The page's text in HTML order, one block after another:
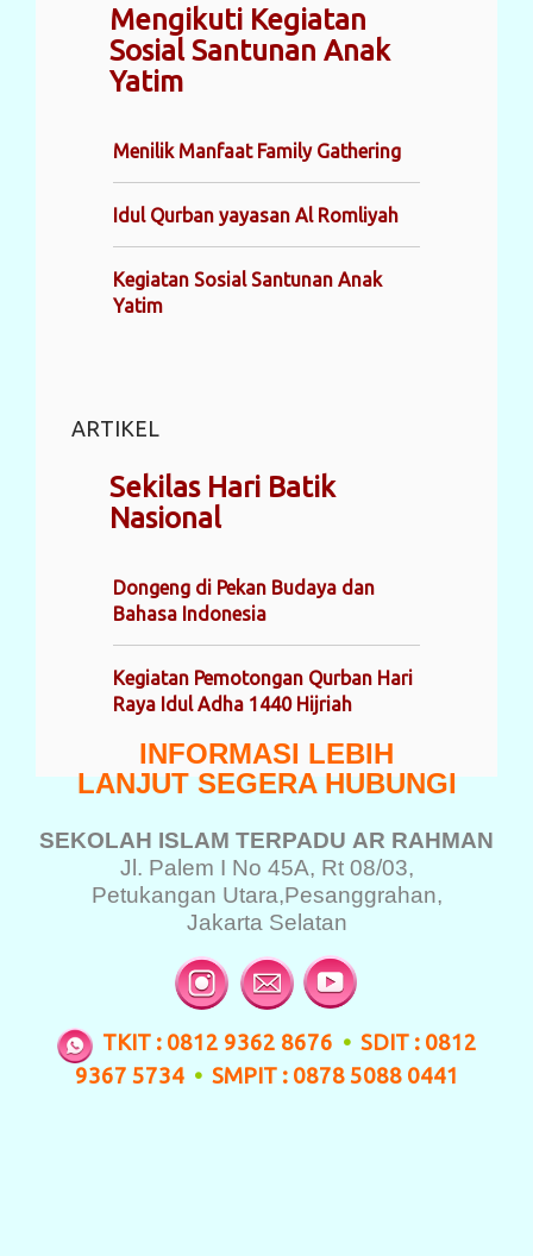
Mengikuti Kegiatan
Sosial Santunan Anak
Yatim
Menilik Manfaat Family Gathering
Idul Qurban yayasan Al Romliyah
Kegiatan Sosial Santunan Anak
Yatim
ARTIKEL
Sekilas Hari Batik
Nasional
Dongeng di Pekan Budaya dan
Bahasa Indonesia
Kegiatan Pemotongan Qurban Hari
Raya Idul Adha 1440 Hijriah
INFORMASI LEBIH
LANJUT SEGERA HUBUNGI
SEKOLAH ISLAM TERPADU AR RAHMAN
Jl. Palem I No 45A, Rt 08/03,
Petukangan Utara,Pesanggrahan,
Jakarta Selatan
TKIT : 0812 9362 8676 • SDIT : 0812
9367 5734 • SMPIT : 0878 5088 0441